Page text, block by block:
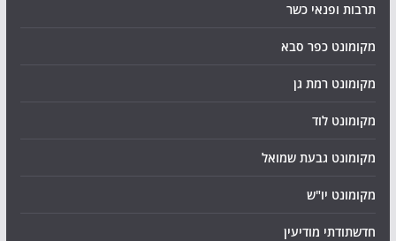
תרבות ופנאי כשר
מקומונט כפר סבא
מקומונט רמת גן
מקומונט לוד
מקומונט גבעת שמואל
מקומונט יו"ש
חדשתודתי מודיעין